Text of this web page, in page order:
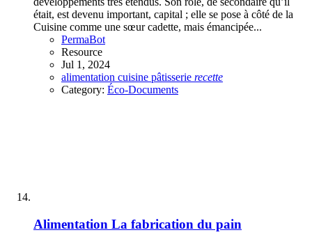
était, est devenu important, capital ; elle se pose à côté de la
Cuisine comme une sœur cadette, mais émancipée...
PermaBot
Resource
Jul 1, 2024
alimentation cuisine pâtisserie recette
Category: Éco-Documents
Alimentation La fabrication du pain